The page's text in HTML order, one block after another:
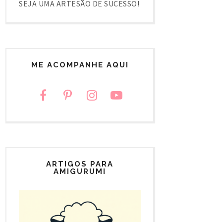
SEJA UMA ARTESÃO DE SUCESSO!
ME ACOMPANHE AQUI
ARTIGOS PARA
AMIGURUMI